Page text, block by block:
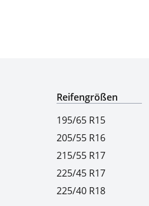
Reifengrößen
195/65 R15
205/55 R16
215/55 R17
225/45 R17
225/40 R18